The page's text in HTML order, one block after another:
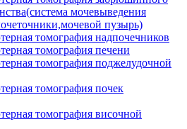
мочевыведения
пузырь)
томография надпочечников
томография печени
томография поджелудочной
томография почек
томография височной